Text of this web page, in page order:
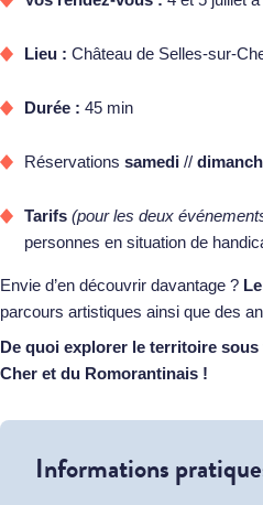
Lieu : Château de
Durée : 45 min
Réservations samedi //
Tarifs (pour les deux
personnes en situation de
Envie d’en découvrir davantage ?
parcours artistiques ainsi que des
De quoi explorer le territoire
Cher et du Romorantinais !
Informations